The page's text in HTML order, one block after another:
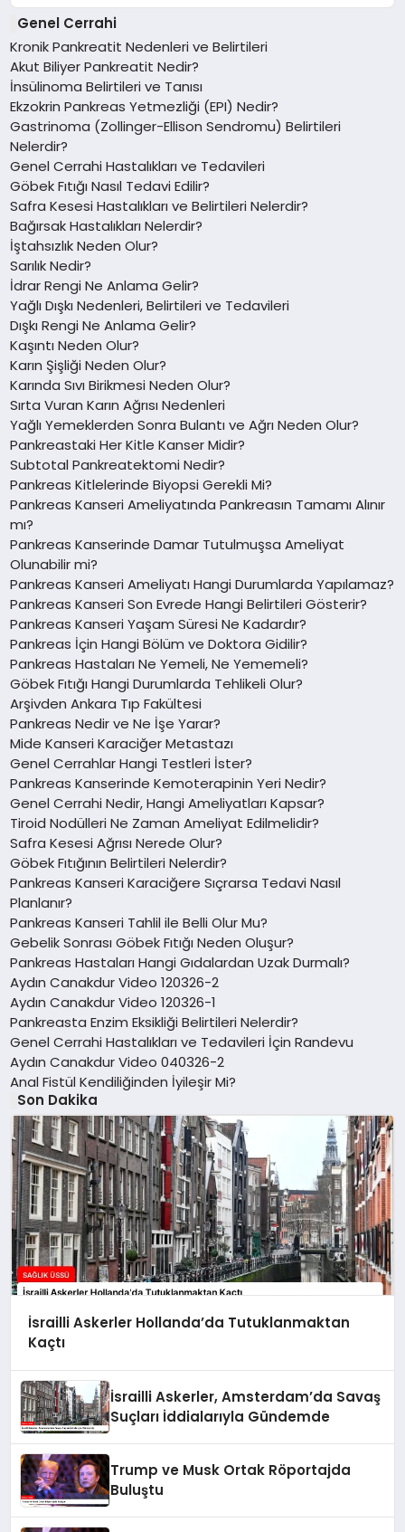
Genel Cerrahi
Kronik Pankreatit Nedenleri ve Belirtileri
Akut Biliyer Pankreatit Nedir?
İnsülinoma Belirtileri ve Tanısı
Ekzokrin Pankreas Yetmezliği (EPI) Nedir?
Gastrinoma (Zollinger-Ellison Sendromu) Belirtileri
Nelerdir?
Genel Cerrahi Hastalıkları ve Tedavileri
Göbek Fıtığı Nasıl Tedavi Edilir?
Safra Kesesi Hastalıkları ve Belirtileri Nelerdir?
Bağırsak Hastalıkları Nelerdir?
İştahsızlık Neden Olur?
Sarılık Nedir?
İdrar Rengi Ne Anlama Gelir?
Yağlı Dışkı Nedenleri, Belirtileri ve Tedavileri
Dışkı Rengi Ne Anlama Gelir?
Kaşıntı Neden Olur?
Karın Şişliği Neden Olur?
Karında Sıvı Birikmesi Neden Olur?
Sırta Vuran Karın Ağrısı Nedenleri
Yağlı Yemeklerden Sonra Bulantı ve Ağrı Neden Olur?
Pankreastaki Her Kitle Kanser Midir?
Subtotal Pankreatektomi Nedir?
Pankreas Kitlelerinde Biyopsi Gerekli Mi?
Pankreas Kanseri Ameliyatında Pankreasın Tamamı Alınır
mı?
Pankreas Kanserinde Damar Tutulmuşsa Ameliyat
Olunabilir mi?
Pankreas Kanseri Ameliyatı Hangi Durumlarda Yapılamaz?
Pankreas Kanseri Son Evrede Hangi Belirtileri Gösterir?
Pankreas Kanseri Yaşam Süresi Ne Kadardır?
Pankreas İçin Hangi Bölüm ve Doktora Gidilir?
Pankreas Hastaları Ne Yemeli, Ne Yememeli?
Göbek Fıtığı Hangi Durumlarda Tehlikeli Olur?
Arşivden Ankara Tıp Fakültesi
Pankreas Nedir ve Ne İşe Yarar?
Mide Kanseri Karaciğer Metastazı
Genel Cerrahlar Hangi Testleri İster?
Pankreas Kanserinde Kemoterapinin Yeri Nedir?
Genel Cerrahi Nedir, Hangi Ameliyatları Kapsar?
Tiroid Nodülleri Ne Zaman Ameliyat Edilmelidir?
Safra Kesesi Ağrısı Nerede Olur?
Göbek Fıtığının Belirtileri Nelerdir?
Pankreas Kanseri Karaciğere Sıçrarsa Tedavi Nasıl
Planlanır?
Pankreas Kanseri Tahlil ile Belli Olur Mu?
Gebelik Sonrası Göbek Fıtığı Neden Oluşur?
Pankreas Hastaları Hangi Gıdalardan Uzak Durmalı?
Aydın Canakdur Video 120326-2
Aydın Canakdur Video 120326-1
Pankreasta Enzim Eksikliği Belirtileri Nelerdir?
Genel Cerrahi Hastalıkları ve Tedavileri İçin Randevu
Aydın Canakdur Video 040326-2
Anal Fistül Kendiliğinden İyileşir Mi?
Son Dakika
İsrailli Askerler Hollanda’da Tutuklanmaktan
Kaçtı
İsrailli Askerler, Amsterdam’da Savaş
Suçları İddialarıyla Gündemde
Trump ve Musk Ortak Röportajda
Buluştu